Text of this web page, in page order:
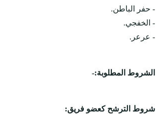
- حفر الباطن.
- الخفجي.
- عرعر.
الشروط المطلوبة:-
شروط الترشح كعضو فريق: